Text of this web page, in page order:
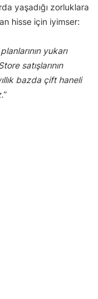
yaşadığı zorluklara
hisse için iyimser:
yukarı
satışlarının
bazda çift haneli
”